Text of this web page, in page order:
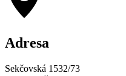
Adresa
Sekčovská 1532/73